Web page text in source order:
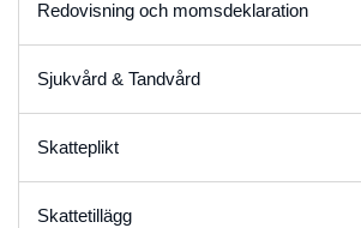
Redovisning och momsdeklaration
Sjukvård & Tandvård
Skatteplikt
Skattetillägg